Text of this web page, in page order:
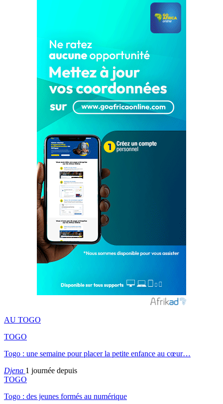
AU TOGO
TOGO
Togo : une semaine pour placer la petite enfance au cœur…
Djena 1 journée depuis
TOGO
Togo : des jeunes formés au numérique